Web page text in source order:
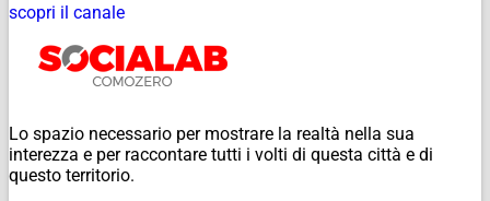
scopri il canale
Lo spazio necessario per mostrare la realtà nella sua
interezza e per raccontare tutti i volti di questa città e di
questo territorio.